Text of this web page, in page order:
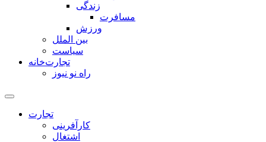
زندگی
مسافرت
ورزش
بین الملل
سیاست
تجارت‌خانه
راه نو نیوز
تجارت
کارآفرینی
اشتغال